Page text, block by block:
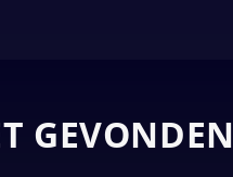
GEVONDEN